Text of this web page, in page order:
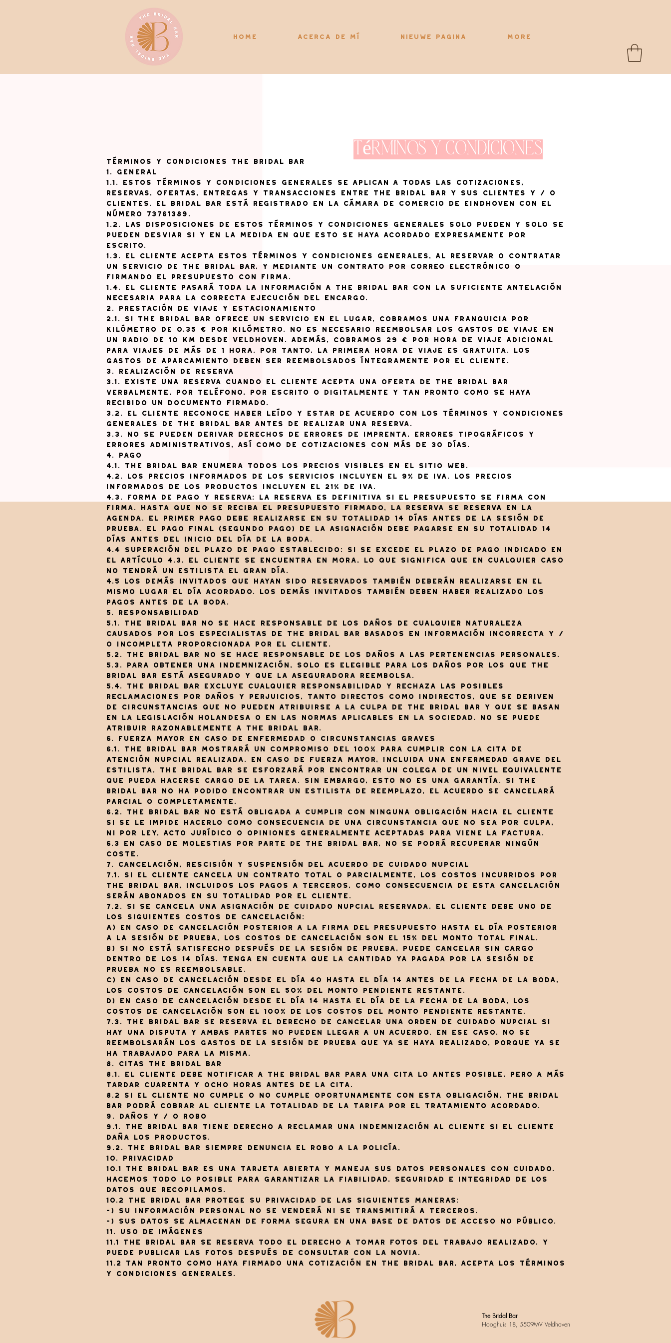
Home Acerca de mí Nieuwe pagina More
Términos y condiciones
Términos y condiciones The Bridal Bar
1. General
1.1. Estos términos y condiciones generales se aplican a todas las cotizaciones,
reservas, ofertas, entregas y transacciones entre The Bridal Bar y sus clientes y / o
clientes. El Bridal Bar está registrado en la Cámara de Comercio de Eindhoven con el
número 73761389.
1.2. Las disposiciones de estos términos y condiciones generales solo pueden y solo se
pueden desviar si y en la medida en que esto se haya acordado expresamente por
escrito.
1.3. El cliente acepta estos términos y condiciones generales, al reservar o contratar
un servicio de The Bridal Bar, y mediante un contrato por correo electrónico o
firmando el presupuesto con firma.
1.4. El cliente pasará toda la información a The Bridal Bar con la suficiente antelación
necesaria para la correcta ejecución del encargo.
2. Prestación de viaje y estacionamiento
2.1. Si The Bridal Bar ofrece un servicio en el lugar, cobramos una franquicia por
kilómetro de 0,35 € por kilómetro. No es necesario reembolsar los gastos de viaje en
un radio de 10 km desde Veldhoven. Además, cobramos 29 € por hora de viaje adicional
para viajes de más de 1 hora. Por tanto, la primera hora de viaje es gratuita. Los
gastos de aparcamiento deben ser reembolsados ​​íntegramente por el cliente.
3. Realización de reserva
3.1. Existe una reserva cuando el cliente acepta una oferta de The Bridal Bar
verbalmente, por teléfono, por escrito o digitalmente y tan pronto como se haya
recibido un documento firmado.
3.2. El cliente reconoce haber leído y estar de acuerdo con los Términos y Condiciones
Generales de The Bridal Bar antes de realizar una reserva.
3.3. No se pueden derivar derechos de errores de imprenta, errores tipográficos y
errores administrativos, así como de cotizaciones con más de 30 días.
4. Pago
4.1. The Bridal Bar enumera todos los precios visibles en el sitio web.
4.2. Los precios informados de los servicios incluyen el 9% de IVA. Los precios
informados de los productos incluyen el 21% de IVA.
4.3. Forma de pago y reserva: La reserva es definitiva si el presupuesto se firma con
firma. Hasta que no se reciba el presupuesto firmado, la reserva se reserva en la
agenda. El primer pago debe realizarse en su totalidad 14 días antes de la sesión de
prueba. El pago final (segundo pago) de la asignación debe pagarse en su totalidad 14
días antes del inicio del día de la boda.
4.4 Superación del plazo de pago establecido: Si se excede el plazo de pago indicado en
el artículo 4.3, el cliente se encuentra en mora, lo que significa que en cualquier caso
no tendrá un estilista el gran día.
4.5 Los demás invitados que hayan sido reservados también deberán realizarse en el
mismo lugar el día acordado. Los demás invitados también deben haber realizado los
pagos antes de la boda.
5. Responsabilidad
5.1. The Bridal Bar no se hace responsable de los daños de cualquier naturaleza
causados ​​por los especialistas de The Bridal Bar basados ​​en información incorrecta y /
o incompleta proporcionada por el cliente.
5.2. The Bridal Bar no se hace responsable de los daños a las pertenencias personales.
5.3. Para obtener una indemnización, solo es elegible para los daños por los que The
Bridal Bar está asegurado y que la aseguradora reembolsa.
5.4. The Bridal Bar excluye cualquier responsabilidad y rechaza las posibles
reclamaciones por daños y perjuicios, tanto directos como indirectos, que se deriven
de circunstancias que no pueden atribuirse a la culpa de The Bridal Bar y que se basan
en la legislación holandesa o en las normas aplicables en la sociedad. no se puede
atribuir razonablemente a The Bridal Bar.
6. Fuerza mayor en caso de enfermedad o circunstancias graves
6.1. The Bridal Bar mostrará un compromiso del 100% para cumplir con la cita de
atención nupcial realizada. En caso de fuerza mayor, incluida una enfermedad grave del
estilista, The Bridal Bar se esforzará por encontrar un colega de un nivel equivalente
que pueda hacerse cargo de la tarea. Sin embargo, esto no es una garantía. Si The
Bridal Bar no ha podido encontrar un estilista de reemplazo, el acuerdo se cancelará
parcial o completamente.
6.2. The Bridal Bar no está obligada a cumplir con ninguna obligación hacia el cliente
si se le impide hacerlo como consecuencia de una circunstancia que no sea por culpa,
ni por ley, acto jurídico o opiniones generalmente aceptadas para viene la factura.
6.3 En caso de molestias por parte de The Bridal Bar, no se podrá recuperar ningún
coste.
7. Cancelación, rescisión y suspensión del Acuerdo de cuidado nupcial
7.1. Si el cliente cancela un contrato total o parcialmente, los costos incurridos por
The Bridal Bar, incluidos los pagos a terceros, como consecuencia de esta cancelación
serán abonados en su totalidad por el cliente.
7.2. Si se cancela una asignación de cuidado nupcial reservada, el cliente debe uno de
los siguientes costos de cancelación:
a) En caso de cancelación posterior a la firma del presupuesto hasta el día posterior
a la sesión de prueba, los costos de cancelación son el 15% del monto total final.
b) Si no está satisfecho después de la sesión de prueba, puede cancelar sin cargo
dentro de los 14 días. Tenga en cuenta que la cantidad ya pagada por la sesión de
prueba no es reembolsable.
c) En caso de cancelación desde el día 40 hasta el día 14 antes de la fecha de la boda,
los costos de cancelación son el 50% del monto pendiente restante.
d) En caso de cancelación desde el día 14 hasta el día de la fecha de la boda, los
costos de cancelación son el 100% de los costos del monto pendiente restante.
7.3. The Bridal Bar se reserva el derecho de cancelar una orden de cuidado nupcial si
hay una disputa y ambas partes no pueden llegar a un acuerdo. En ese caso, no se
reembolsarán los gastos de la sesión de prueba que ya se haya realizado, porque ya se
ha trabajado para la misma.
8. Citas The Bridal Bar
8.1. El cliente debe notificar a The Bridal Bar para una cita lo antes posible, pero a más
tardar cuarenta y ocho horas antes de la cita.
8.2 Si el cliente no cumple o no cumple oportunamente con esta obligación, The Bridal
Bar podrá cobrar al cliente la totalidad de la tarifa por el tratamiento acordado.
9. Daños y / o robo
9.1. The Bridal Bar tiene derecho a reclamar una indemnización al cliente si el cliente
daña los productos.
9.2. The Bridal Bar siempre denuncia el robo a la policía.
10. Privacidad
10.1 The Bridal Bar es una tarjeta abierta y maneja sus datos personales con cuidado.
Hacemos todo lo posible para garantizar la fiabilidad, seguridad e integridad de los
datos que recopilamos.
10.2 The Bridal Bar protege su privacidad de las siguientes maneras:
-) Su información personal no se venderá ni se transmitirá a terceros.
-) Sus datos se almacenan de forma segura en una base de datos de acceso no público.
11. Uso de imágenes
11.1 The Bridal Bar se reserva todo el derecho a tomar fotos del trabajo realizado, y
puede publicar las fotos después de consultar con la novia.
11.2 Tan pronto como haya firmado una cotización en The Bridal Bar, acepta los términos
y condiciones generales.
The Bridal Bar
Hooghuis 18, 5509MV Veldhoven